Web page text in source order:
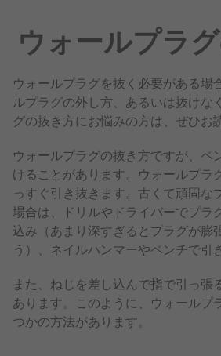
ウォールプラ
ウォールプラグを抜く必要がある場
ルプラグの外し方、あるいは抜けな
グの抜き方にお悩みの方は、ぜひお
ウォールプラグの抜き方ですが、ペ
けることがあります。ウォールプラ
っすぐ引き抜きます。古くて頑固な
場合は、ドリルやドライバーでプラ
込み（あまり深すぎるとプラグが膨
う）、ネイルハンマーやペンチで引
また、ねじを差し込んで指で引っ張
あります。このように、ウォールプ
つかの方法があります。